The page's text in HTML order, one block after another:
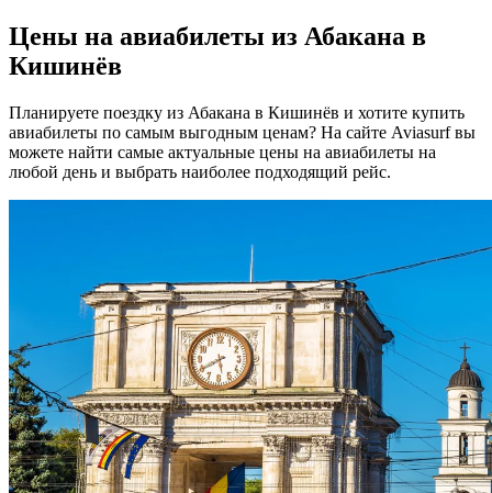
Цены на авиабилеты из Абакана в
Кишинёв
Планируете поездку из Абакана в Кишинёв и хотите купить
авиабилеты по самым выгодным ценам? На сайте Aviasurf вы
можете найти самые актуальные цены на авиабилеты на
любой день и выбрать наиболее подходящий рейс.